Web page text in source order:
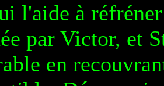
l'aide à
par Victor, et
en